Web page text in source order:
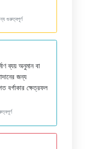
গুরুত্বপূর্ণ
ব্যয় অনুমান বা
জন্য
বর্গাকার ক্ষেত্রফল